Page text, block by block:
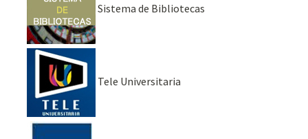
Sistema de Bibliotecas
Tele Universitaria